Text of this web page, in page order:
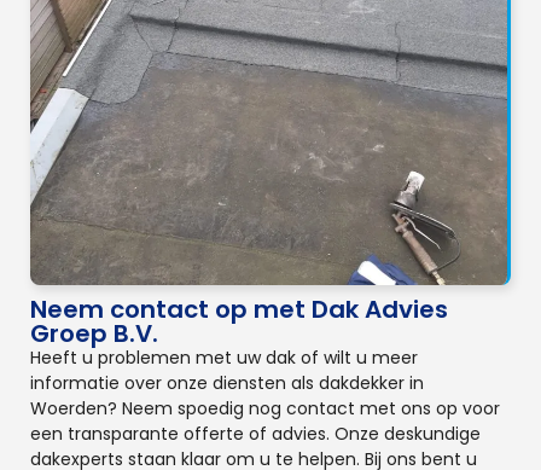
Neem contact op met Dak Advies
Groep B.V.
Heeft u problemen met uw dak of wilt u meer
informatie over onze diensten als dakdekker in
Woerden? Neem spoedig nog contact met ons op voor
een transparante offerte of advies. Onze deskundige
dakexperts staan klaar om u te helpen. Bij ons bent u